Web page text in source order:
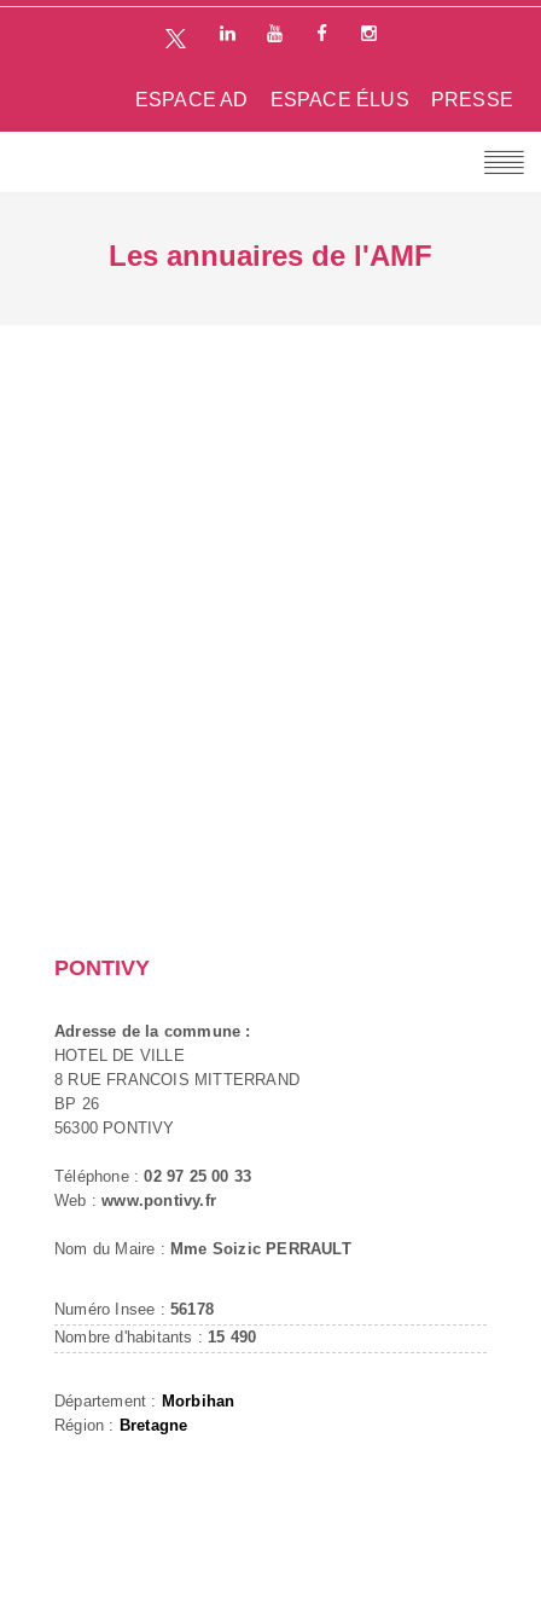
PRESSE
ESPACE ÉLUS
ESPACE AD
Les annuaires de l'AMF
PONTIVY
Adresse de la commune :
HOTEL DE VILLE
8 RUE FRANCOIS MITTERRAND
BP 26
56300 PONTIVY
Téléphone :02 97 25 00 33
Web :www.pontivy.fr
Nom du Maire : Mme Soizic PERRAULT
Numéro Insee : 56178
Nombre d'habitants : 15 490
Département : Morbihan
Région : Bretagne